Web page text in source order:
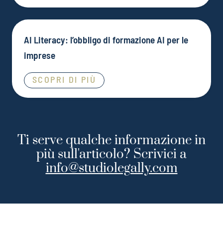
AI Literacy: l’obbligo di formazione AI per le
imprese
SCOPRI DI PIÙ
Ti serve qualche informazione in
più sull'articolo? Scrivici a
info@studiolegally.com